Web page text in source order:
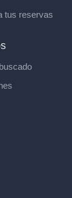
tus reservas